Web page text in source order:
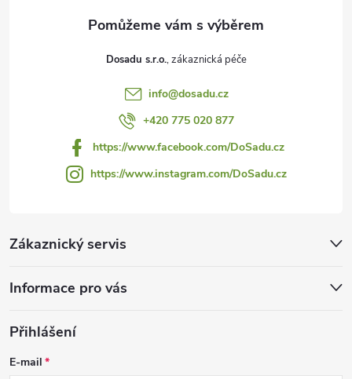
Zákaznický servis
Informace pro vás
Dosadu s.r.o.
info@dosadu.cz
+420 775 020 877
https://www.facebook.com/DoSadu.cz
https://www.instagram.com/DoSadu.cz
Přihlášení
E-mail